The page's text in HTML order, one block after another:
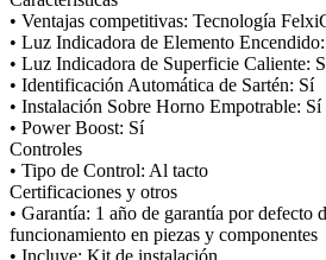
• Ventajas competitivas: Tecnología
• Luz Indicadora de Elemento
• Luz Indicadora de Superficie Caliente:
• Identificación Automática de Sartén: Sí
• Instalación Sobre Horno Empotrable: Sí
• Power Boost: Sí
Controles
• Tipo de Control: Al tacto
Certificaciones y otros
• Garantía: 1 año de garantía por defecto
funcionamiento en piezas y componentes
• Incluye: Kit de instalación